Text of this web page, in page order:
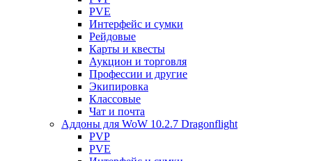
PVE
Интерфейс и сумки
Рейдовые
Карты и квесты
Аукцион и торговля
Профессии и другие
Экипировка
Классовые
Чат и почта
Аддоны для WoW 10.2.7 Dragonflight
PVP
PVE